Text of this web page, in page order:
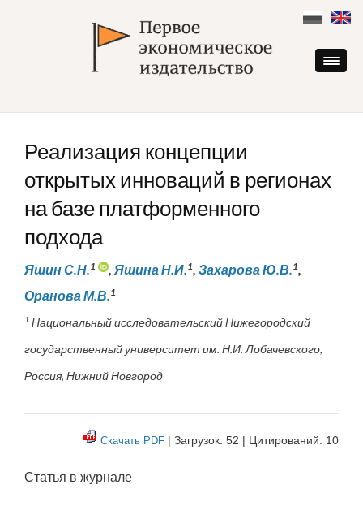
content
Реализация концепции
открытых инноваций в регионах
на базе платформенного
подхода
Яшин С.Н.1 , Яшина Н.И.1, Захарова Ю.В.1,
Оранова М.В.1
1 Национальный исследовательский Нижегородский
государственный университет им. Н.И. Лобачевского,
Россия, Нижний Новгород
Скачать PDF | Загрузок: 52 | Цитирований: 10
Статья в журнале